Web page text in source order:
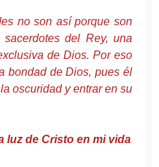
no son así porque son
del Rey, una
de Dios. Por eso
bondad de Dios, pues él
oscuridad y entrar en su
luz de Cristo en mi vida